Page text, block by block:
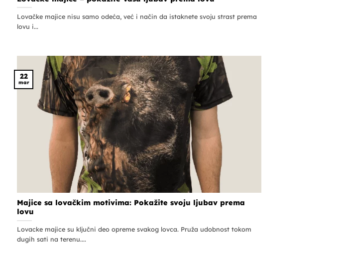
Lovačke majice nisu samo odeća, već i način da istaknete svoju strast prema
lovu i...
Majice sa lovačkim motivima: Pokažite svoju ljubav prema
lovu
Lovacke majice su ključni deo opreme svakog lovca. Pruža udobnost tokom
dugih sati na terenu....
22
mar